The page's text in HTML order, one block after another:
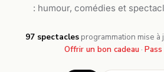
: humour, comédies et
97 spectacles· programmation mise à
Offrir un bon cadeau ·